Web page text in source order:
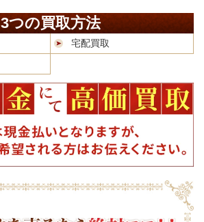
3つの買取方法
宅配買取